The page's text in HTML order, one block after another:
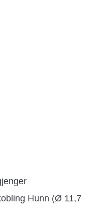
Hunn (Ø 11,7